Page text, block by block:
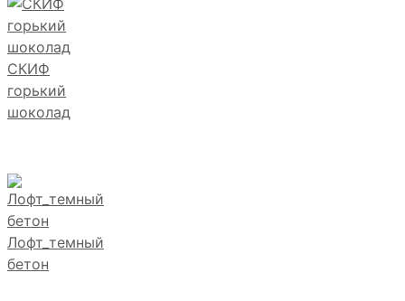
СКИФ
горький
шоколад
Лофт_темный
бетон